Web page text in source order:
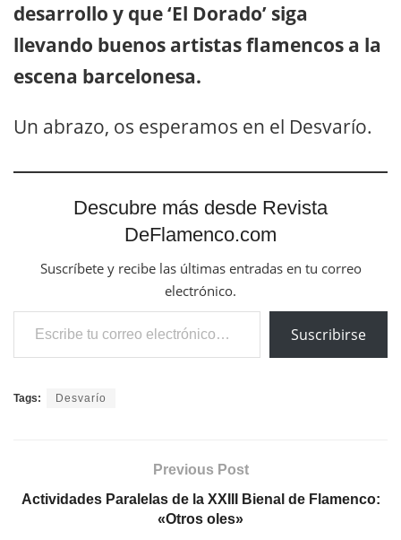
desarrollo y que ‘El Dorado’ siga
llevando buenos artistas flamencos a la
escena barcelonesa.
Un abrazo, os esperamos en el Desvarío.
Descubre más desde Revista
DeFlamenco.com
Suscríbete y recibe las últimas entradas en tu correo
electrónico.
Escribe tu correo electrónico…
Suscribirse
Tags: Desvarío
Previous Post
Actividades Paralelas de la XXIII Bienal de Flamenco:
«Otros oles»